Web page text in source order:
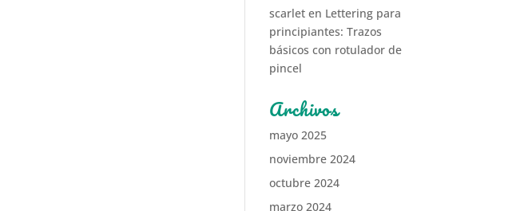
scarlet en Lettering para
principiantes: Trazos
básicos con rotulador de
pincel
Archivos
mayo 2025
noviembre 2024
octubre 2024
marzo 2024